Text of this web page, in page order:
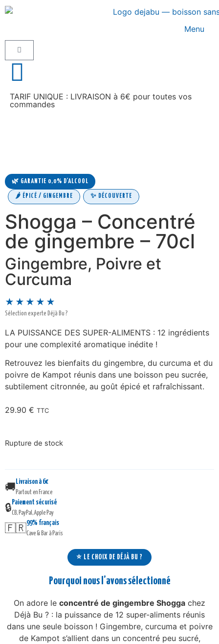
Menu
TARIF UNIQUE : LIVRAISON à 6€ pour toutes vos
commandes
🌿 GARANTIE 0,0% D'ALCOOL
🌶️ ÉPICÉ / GINGEMBRE ✨ DÉCOUVERTE
Shogga – Concentré
de gingembre – 70cl
Gingembre, Poivre et
Curcuma
★★★★★
Sélection experte Déjà Bu ?
LA PUISSANCE DES SUPER-ALIMENTS : 12 ingrédients
pour une complexité aromatique inédite !
Retrouvez les bienfaits du gingembre, du curcuma et du
poivre de Kampot réunis dans une boisson peu sucrée,
subtilement citronnée, au goût épicé et rafraîchissant.
29.90 € TTC
Rupture de stock
🚚
Livraison à 6€
Partout en France
🔒
Paiement sécurisé
CB, PayPal, Apple Pay
🇫🇷
99% français
Cave & Bar à Paris
⭐ LE CHOIX DE DÉJÀ BU ?
Pourquoi nous l’avons sélectionné
On adore le concentré de gingembre Shogga chez
Déjà Bu ? : la puissance de 12 super-aliments réunis
dans une seule boisson ! Gingembre, curcuma et poivre
de Kampot s’allient dans un concentré peu sucré,